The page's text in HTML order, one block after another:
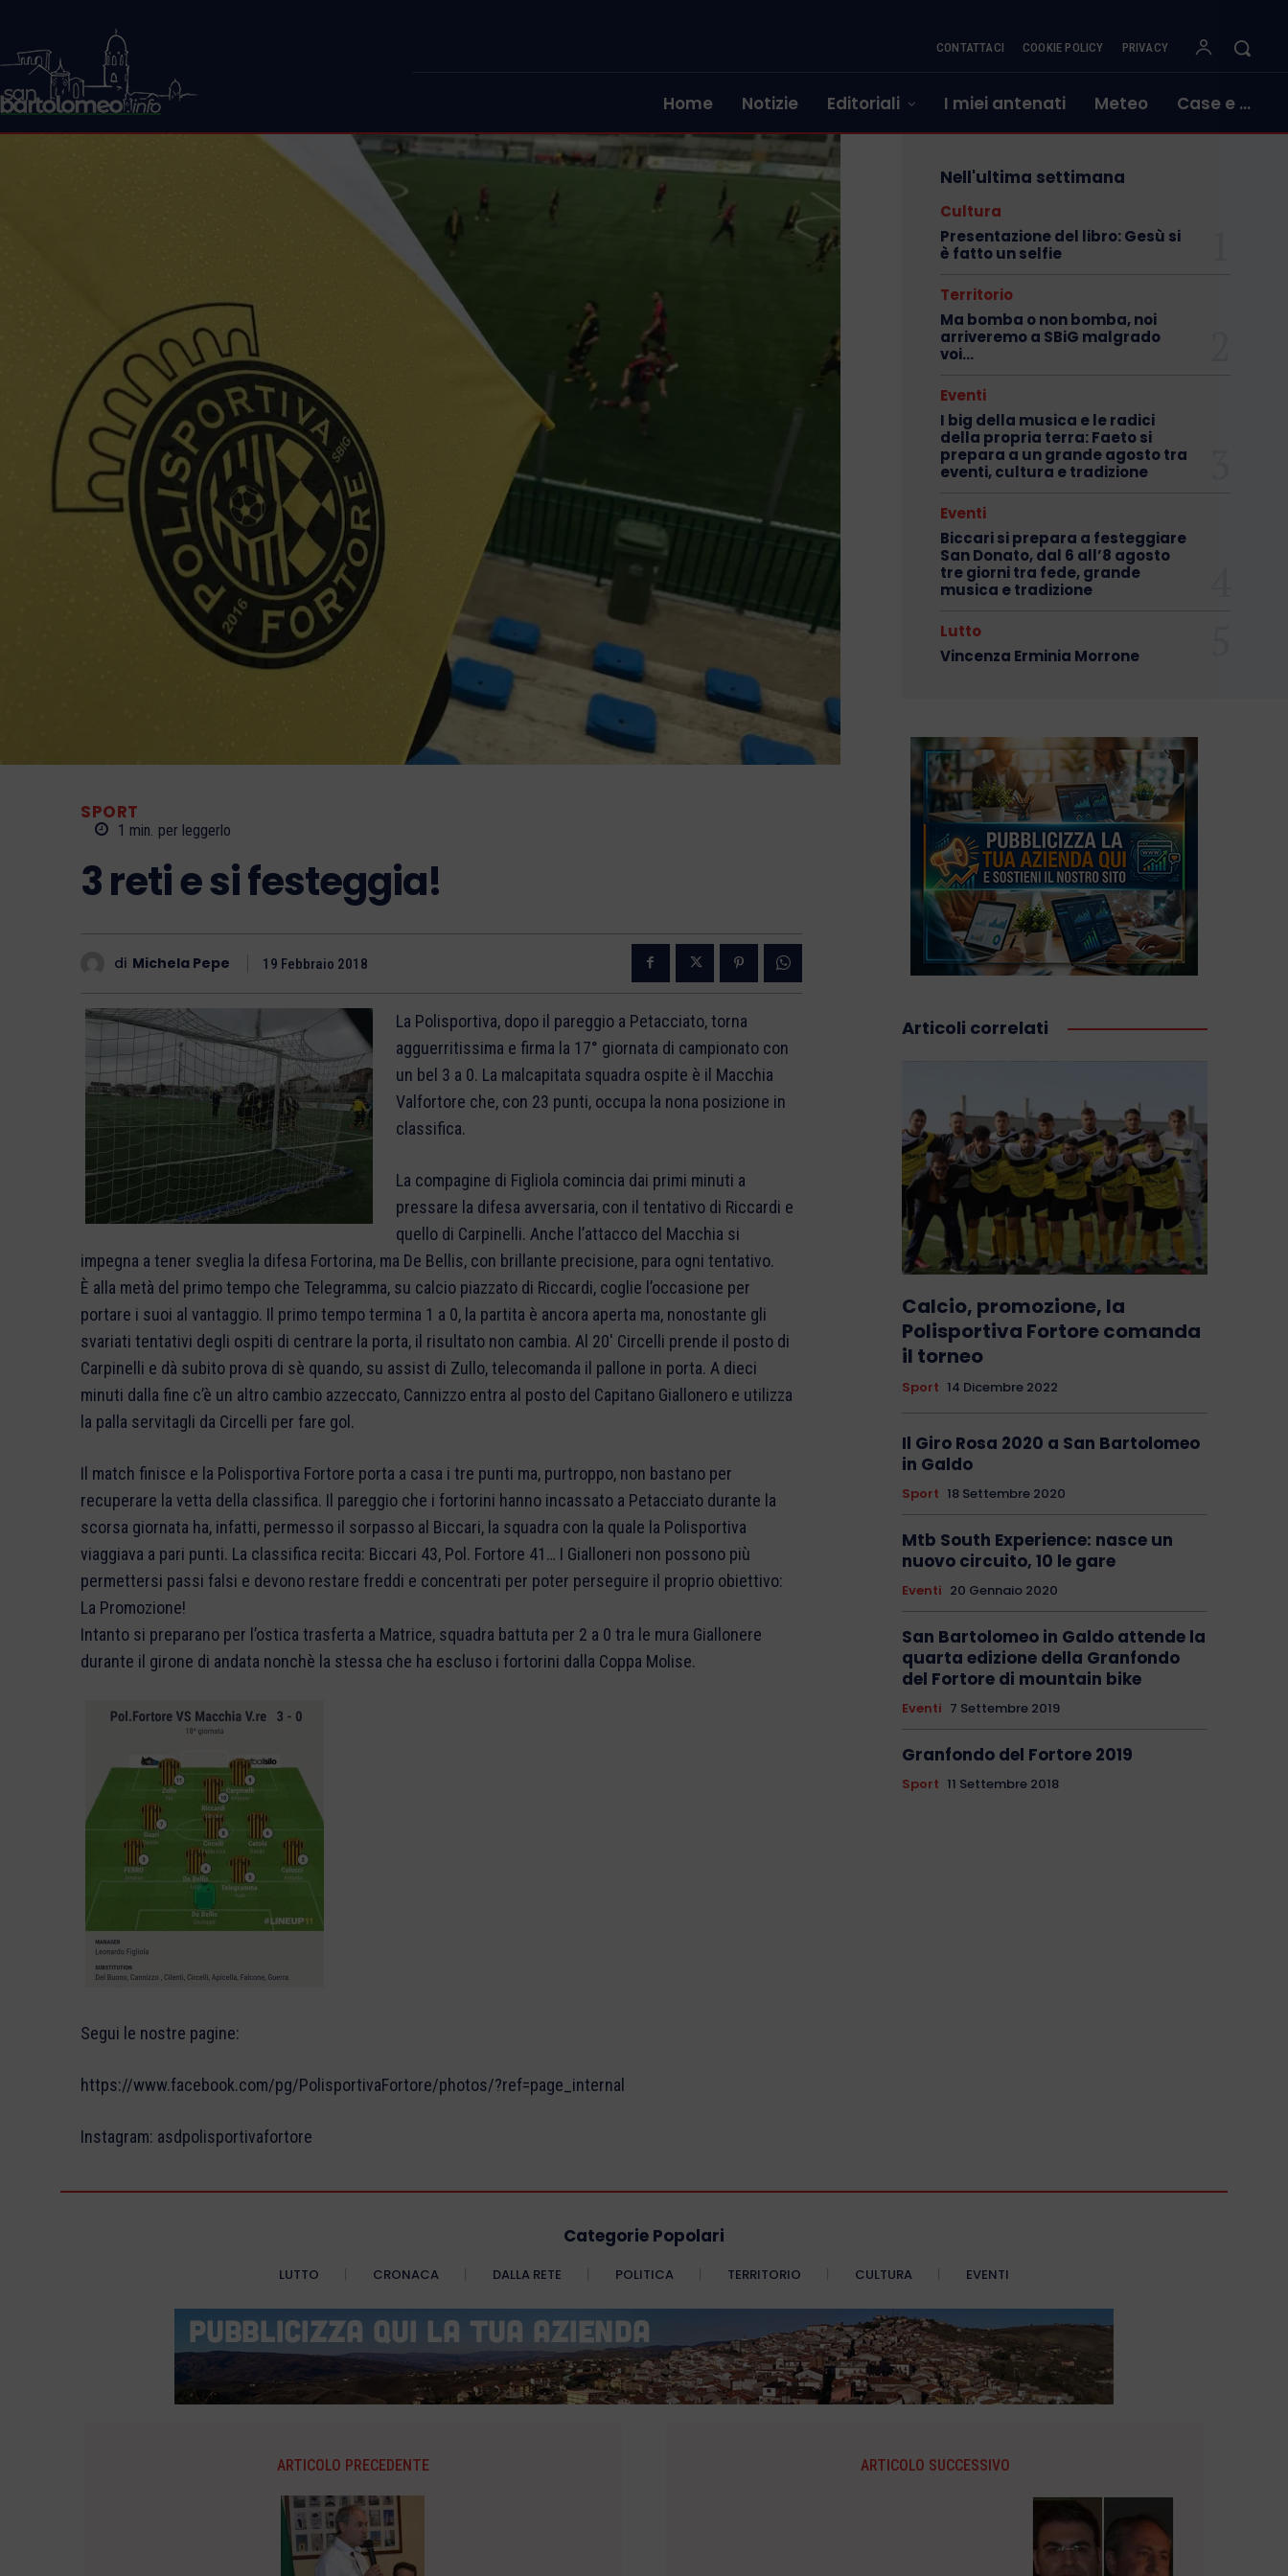
CONTATTACI COOKIE POLICY PRIVACY
Home Notizie Editoriali I miei antenati Meteo Case e …
SPORT
1 min. per leggerlo
3 reti e si festeggia!
di Michela Pepe 19 Febbraio 2018
La Polisportiva, dopo il pareggio a Petacciato, torna
agguerritissima e firma la 17° giornata di campionato con
un bel 3 a 0. La malcapitata squadra ospite è il Macchia
Valfortore che, con 23 punti, occupa la nona posizione in
classifica.
La compagine di Figliola comincia dai primi minuti a
pressare la difesa avversaria, con il tentativo di Riccardi e
quello di Carpinelli. Anche l’attacco del Macchia si
impegna a tener sveglia la difesa Fortorina, ma De Bellis, con brillante precisione, para ogni tentativo.
È alla metà del primo tempo che Telegramma, su calcio piazzato di Riccardi, coglie l’occasione per
portare i suoi al vantaggio. Il primo tempo termina 1 a 0, la partita è ancora aperta ma, nonostante gli
svariati tentativi degli ospiti di centrare la porta, il risultato non cambia. Al 20′ Circelli prende il posto di
Carpinelli e dà subito prova di sè quando, su assist di Zullo, telecomanda il pallone in porta. A dieci
minuti dalla fine c’è un altro cambio azzeccato, Cannizzo entra al posto del Capitano Giallonero e utilizza
la palla servitagli da Circelli per fare gol.
Il match finisce e la Polisportiva Fortore porta a casa i tre punti ma, purtroppo, non bastano per
recuperare la vetta della classifica. Il pareggio che i fortorini hanno incassato a Petacciato durante la
scorsa giornata ha, infatti, permesso il sorpasso al Biccari, la squadra con la quale la Polisportiva
viaggiava a pari punti. La classifica recita: Biccari 43, Pol. Fortore 41… I Gialloneri non possono più
permettersi passi falsi e devono restare freddi e concentrati per poter perseguire il proprio obiettivo:
La Promozione!
Intanto si preparano per l’ostica trasferta a Matrice, squadra battuta per 2 a 0 tra le mura Giallonere
durante il girone di andata nonchè la stessa che ha escluso i fortorini dalla Coppa Molise.
Segui le nostre pagine:
https://www.facebook.com/pg/PolisportivaFortore/photos/?ref=page_internal
Instagram: asdpolisportivafortore
Nell'ultima settimana
Cultura
Presentazione del libro: Gesù si
è fatto un selfie
Territorio
Ma bomba o non bomba, noi
arriveremo a SBiG malgrado
voi…
Eventi
I big della musica e le radici
della propria terra: Faeto si
prepara a un grande agosto tra
eventi, cultura e tradizione
Eventi
Biccari si prepara a festeggiare
San Donato, dal 6 all’8 agosto
tre giorni tra fede, grande
musica e tradizione
Lutto
Vincenza Erminia Morrone
Articoli correlati
Calcio, promozione, la
Polisportiva Fortore comanda
il torneo
Sport 14 Dicembre 2022
Il Giro Rosa 2020 a San Bartolomeo
in Galdo
Sport 18 Settembre 2020
Mtb South Experience: nasce un
nuovo circuito, 10 le gare
Eventi 20 Gennaio 2020
San Bartolomeo in Galdo attende la
quarta edizione della Granfondo
del Fortore di mountain bike
Eventi 7 Settembre 2019
Granfondo del Fortore 2019
Sport 11 Settembre 2018
Categorie Popolari
LUTTO CRONACA DALLA RETE POLITICA TERRITORIO CULTURA EVENTI
ARTICOLO PRECEDENTE ARTICOLO SUCCESSIVO